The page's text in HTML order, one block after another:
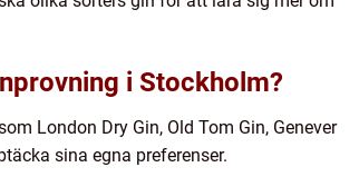
i Stockholm?
London Dry Gin, Old Tom Gin, Genever
sina egna preferenser.